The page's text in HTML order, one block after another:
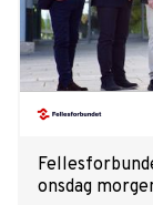
onsdag